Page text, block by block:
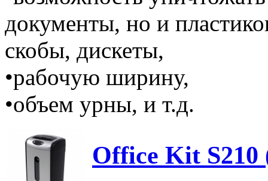
документы, но и
скобы, дискеты,
•рабочую ширину,
•объем урны, и т.д.
Office Kit S210